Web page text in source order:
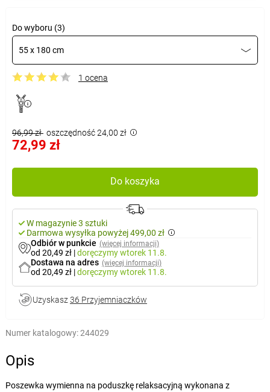
Do wyboru (3)
55 x 180 cm
1 ocena
96,99 zł oszczędność 24,00 zł
72,99 zł
Do koszyka
W magazynie 3 sztuki
Darmowa wysyłka powyżej 499,00 zł
Odbiór w punkcie (więcej informacji)
od 20,49 zł |doręczymywtorek 11.8.
Dostawa na adres (więcej informacji)
od 20,49 zł |doręczymywtorek 11.8.
Uzyskasz 36 Przyjemniaczków
Numer katalogowy:244029
Opis
Poszewka wymienna na poduszkę relaksacyjną wykonana z